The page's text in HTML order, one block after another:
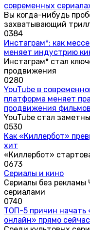
современных
Вы когда-нибудь
захватывающий
0384
Инстаграм*: как
меняет индустрию
Инстаграм* стал
продвижения
0280
YouTube в
платформа меняет
продвижения фильмов
YouTube стал
0530
Как «Киллербот»
хит
«Киллербот»
0673
Сериалы и кино
Сериалы без
сериалами
0740
ТОП-5 причин начать
онлайн» прямо сейчас